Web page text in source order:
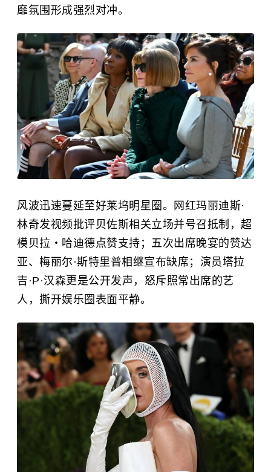
靡氛围形成强烈对冲。
风波迅速蔓延至好莱坞明星圈。网红玛丽迪斯·
林奇发视频批评贝佐斯相关立场并号召抵制，超
模贝拉・哈迪德点赞支持；五次出席晚宴的赞达
亚、梅丽尔 ·斯特里普相继宣布缺席；演员塔拉
吉 ·P ·汉森更是公开发声，怒斥照常出席的艺
人，撕开娱乐圈表面平静。